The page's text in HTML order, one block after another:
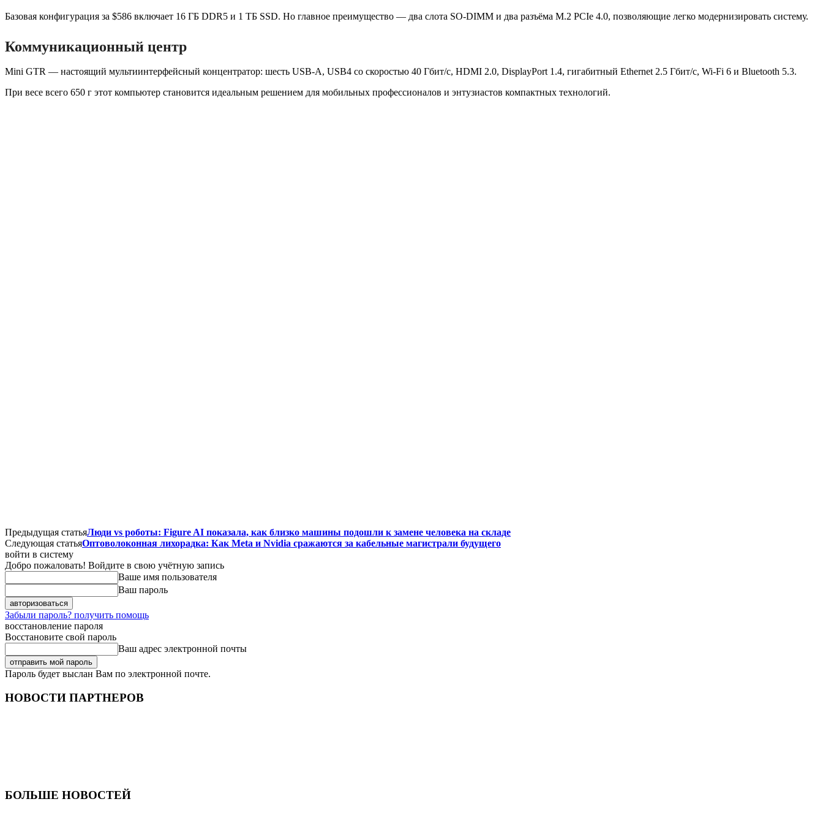
Базовая конфигурация за $586 включает 16 ГБ DDR5 и 1 ТБ SSD. Но главное преимущество — два слота SO-DIMM и два разъёма M.2 PCIe 4.0, позволяющие легко модернизировать систему.
Коммуникационный центр
Mini GTR — настоящий мультиинтерфейсный концентратор: шесть USB-A, USB4 со скоростью 40 Гбит/с, HDMI 2.0, DisplayPort 1.4, гигабитный Ethernet 2.5 Гбит/с, Wi-Fi 6 и Bluetooth 5.3.
При весе всего 650 г этот компьютер становится идеальным решением для мобильных профессионалов и энтузиастов компактных технологий.
Предыдущая статьяЛюди vs роботы: Figure AI показала, как близко машины подошли к замене человека на складе
Следующая статьяОптоволоконная лихорадка: Как Meta и Nvidia сражаются за кабельные магистрали будущего
войти в систему
Добро пожаловать! Войдите в свою учётную запись
Ваше имя пользователя
Ваш пароль
Забыли пароль? получить помощь
восстановление пароля
Восстановите свой пароль
Ваш адрес электронной почты
Пароль будет выслан Вам по электронной почте.
НОВОСТИ ПАРТНЕРОВ
БОЛЬШЕ НОВОСТЕЙ